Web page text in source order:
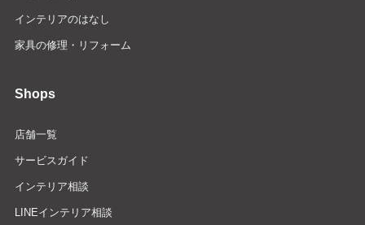
インテリアのはなし
家具の修理・リフォーム
Shops
店舗一覧
サービスガイド
インテリア相談
LINEインテリア相談